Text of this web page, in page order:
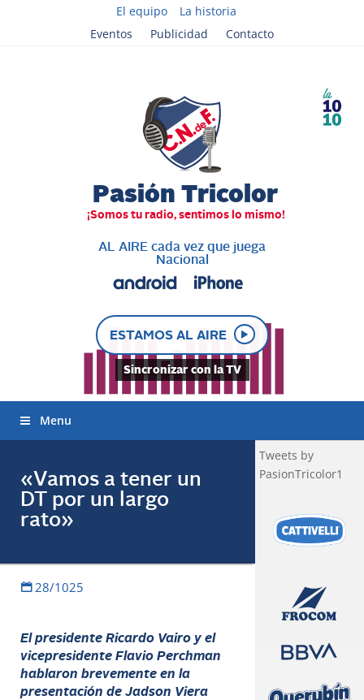
El equipo
La historia
Eventos
Publicidad Contacto
AL AIRE cada vez que juega
Nacional
ESTAMOS AL AIRE
Sincronizar con la TV
Menu
«Vamos a tener un
DT por un largo
rato»
28/1025
El presidente Ricardo Vairo y el
vicepresidente Flavio Perchman
hablaron brevemente en la
presentación de Jadson Viera
Tweets by
PasionTricolor1